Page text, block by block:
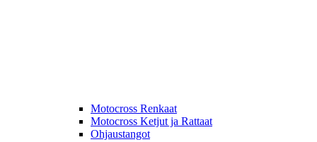
Motocross Renkaat
Motocross Ketjut ja Rattaat
Ohjaustangot